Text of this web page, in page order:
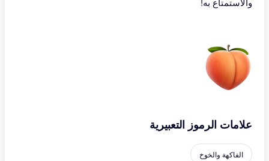
علامات الرموز التعبيرية
الفاكهة والخوخ